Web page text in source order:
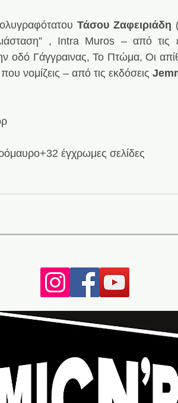
Τάσου Ζαφειριάδη
, Ιntra Muros – από τις
οδό Γάγγραινας, Το Πτώμα, Οι
νομίζεις – από τις εκδόσεις
έγχρωμες σελίδες